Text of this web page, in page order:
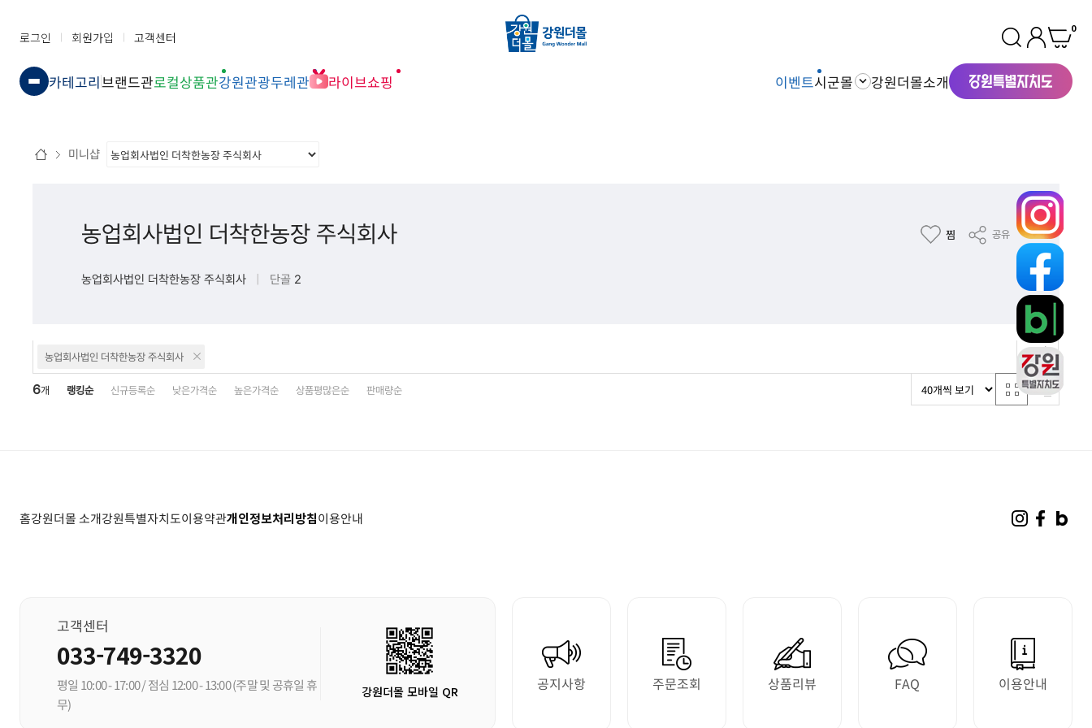
로그인 회원가입 고객센터
0
카테고리브랜드관로컬상품관강원관광두레관 라이브쇼핑 이벤트시군몰 강원더몰소개
미니샵
농업회사법인 더착한농장 주식회사
농업회사법인 더착한농장 주식회사 단골 2
찜 공유
농업회사법인 더착한농장 주식회사
6개 랭킹순 신규등록순 낮은가격순 높은가격순 상품평많은순 판매량순
홈강원더몰 소개강원특별자치도이용약관개인정보처리방침이용안내
고객센터
033-749-3320
평일 10:00 - 17:00 / 점심 12:00 - 13:00(주말 및 공휴일 휴
무)
강원더몰 모바일 QR 공지사항 주문조회 상품리뷰 FAQ 이용안내